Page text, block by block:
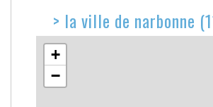
> la ville de narbonne
+
−